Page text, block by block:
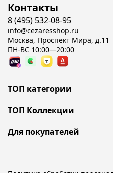
Контакты
8 (495) 532-08-95
info@cezaresshop.ru
Москва, Проспект Мира, д.11
ПН-ВС 10:00—20:00
ТОП категории
ТОП Коллекции
Для покупателей